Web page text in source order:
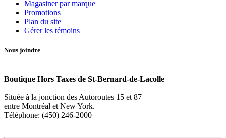
Magasiner par marque
Promotions
Plan du site
Gérer les témoins
Nous joindre
Boutique Hors Taxes de St-Bernard-de-Lacolle
Située à la jonction des Autoroutes 15 et 87
entre Montréal et New York.
Téléphone: (450) 246-2000